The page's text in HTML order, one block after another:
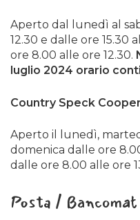
ORDINANZA 239/
regionale di Udine.
OGGETTO: S.R. UD
messa in sicurezza
circolazione in
Si informa che per
all’esecuzione di
tratto stradale
limitazioni
mezzi di soccorso.
Aperto dal lunedì al
12.30 e dalle ore 15.30
ore 8.00 alle ore 12.30.
luglio 2024 orario
Country Speck
Aperto il lunedì,
domenica dalle ore
dalle ore 8.00 alle ore
Posta /